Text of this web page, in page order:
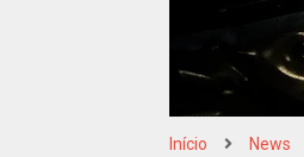
Início News